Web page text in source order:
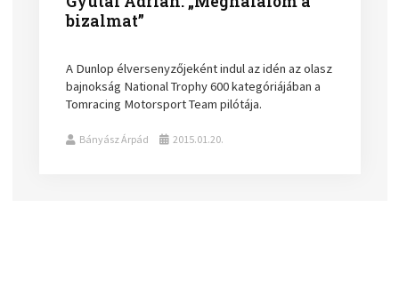
bizalmat”
A Dunlop élversenyzőjeként indul az idén az olasz
bajnokság National Trophy 600 kategóriájában a
Tomracing Motorsport Team pilótája.
Bányász Árpád 2015.01.20.